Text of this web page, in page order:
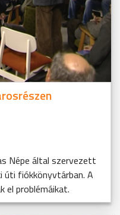
Népe által szervezett
úti fiókkönyvtárban. A
el problémáikat.